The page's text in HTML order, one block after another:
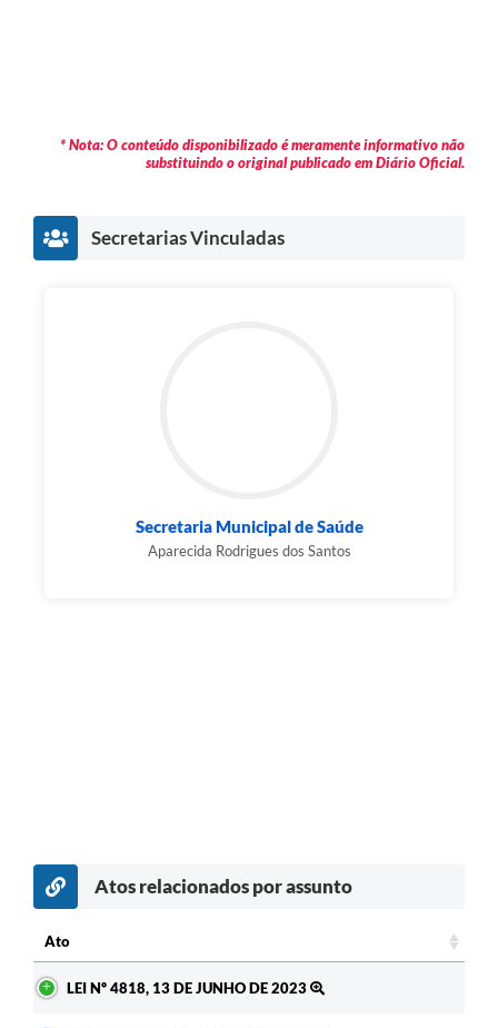
* Nota: O conteúdo disponibilizado é meramente informativo não
substituindo o original publicado em Diário Oficial.
Secretarias Vinculadas
Secretaria Municipal de Saúde
Aparecida Rodrigues dos Santos
Atos relacionados por assunto
Ato
LEI Nº 4818, 13 DE JUNHO DE 2023